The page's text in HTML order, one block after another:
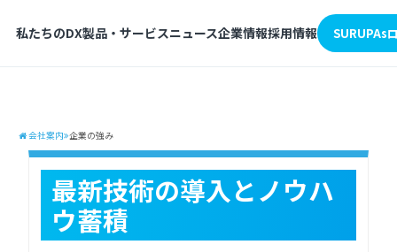
私たちのDX製品・サービスニュース企業情報採用情報 SURUPAs
会社案内 企業の強み
最新技術の導入とノウハ
ウ蓄積